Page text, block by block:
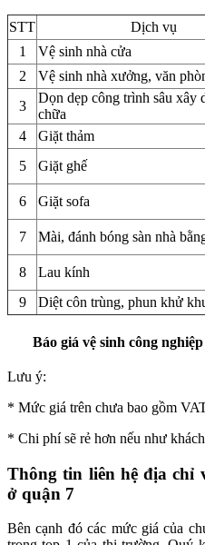
STT Dịch vụ
1
Vệ sinh nhà cửa
2
Vệ sinh nhà xưởng, văn
3
Dọn dẹp công trình sâu xây
chữa
4
Giặt thảm
5
Giặt ghế
6
Giặt sofa
7
Mài, đánh bóng sàn nhà
8
Lau kính
9
Diệt côn trùng, phun khử
Báo giá vệ sinh công
Lưu ý:
* Mức giá trên chưa bao gồm
* Chi phí sẽ rẻ hơn nếu như
Thông tin liên hệ địa chỉ
ở quận 7
Bên cạnh đó các mức giá của